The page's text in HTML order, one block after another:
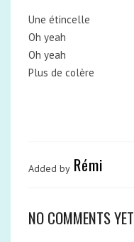
Une étincelle
Oh yeah
Oh yeah
Plus de colère
Added by Rémi
NO COMMENTS YET